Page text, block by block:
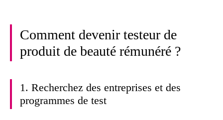
Comment devenir testeur de
produit de beauté rémunéré ?
1. Recherchez des entreprises et des
programmes de test